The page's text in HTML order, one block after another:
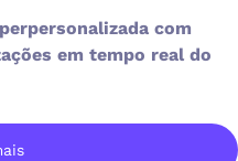
com
em tempo real do